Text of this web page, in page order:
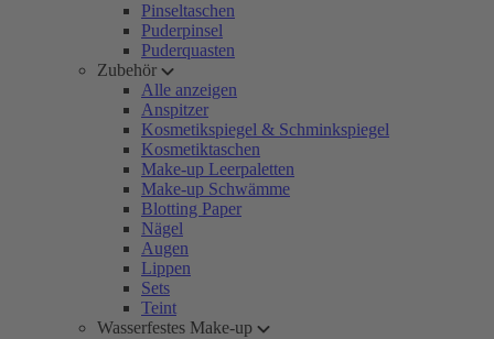
Pinseltaschen
Puderpinsel
Puderquasten
Zubehör
Alle anzeigen
Anspitzer
Kosmetikspiegel & Schminkspiegel
Kosmetiktaschen
Make-up Leerpaletten
Make-up Schwämme
Blotting Paper
Nägel
Augen
Lippen
Sets
Teint
Wasserfestes Make-up